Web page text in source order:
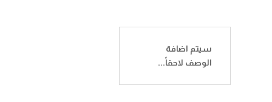
سيتم اضافة
الوصف لاحقاً...